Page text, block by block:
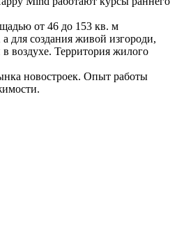
от 46 до 153 кв. м
для создания живой изгороди,
воздухе. Территория жилого
новостроек. Опыт работы